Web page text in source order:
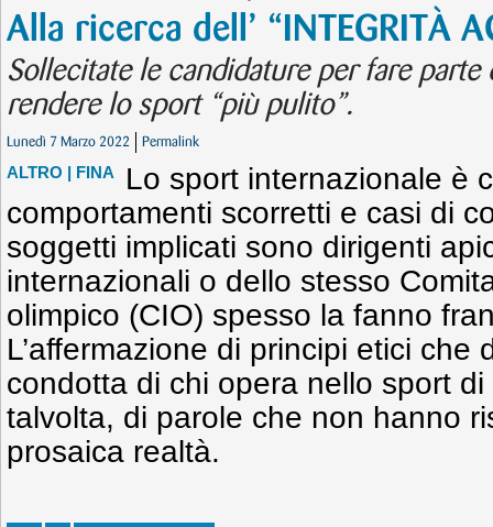
Alla ricerca dell’ “INTEGRITÀ
Sollecitate le candidature per fare parte
rendere lo sport “più pulito”.
Lunedì 7 Marzo 2022 Permalink
ALTRO | FINA
Lo sport internazionale è
comportamenti scorretti e casi di
soggetti implicati sono dirigenti
internazionali o dello stesso
olimpico (CIO) spesso la fanno
L’affermazione di principi etici che
condotta di chi opera nello sport
talvolta, di parole che non hanno
prosaica realtà.